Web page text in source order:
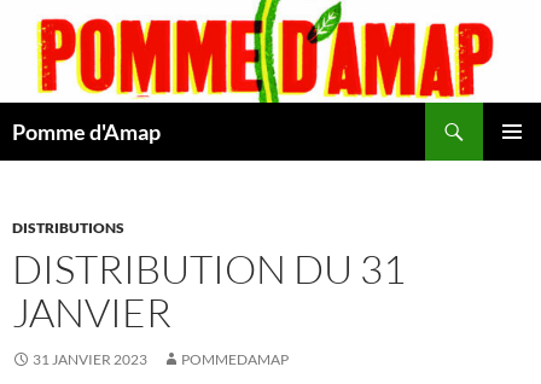
contenu
Pomme d'Amap
DISTRIBUTIONS
DISTRIBUTION DU 31
JANVIER
31 JANVIER 2023 POMMEDAMAP